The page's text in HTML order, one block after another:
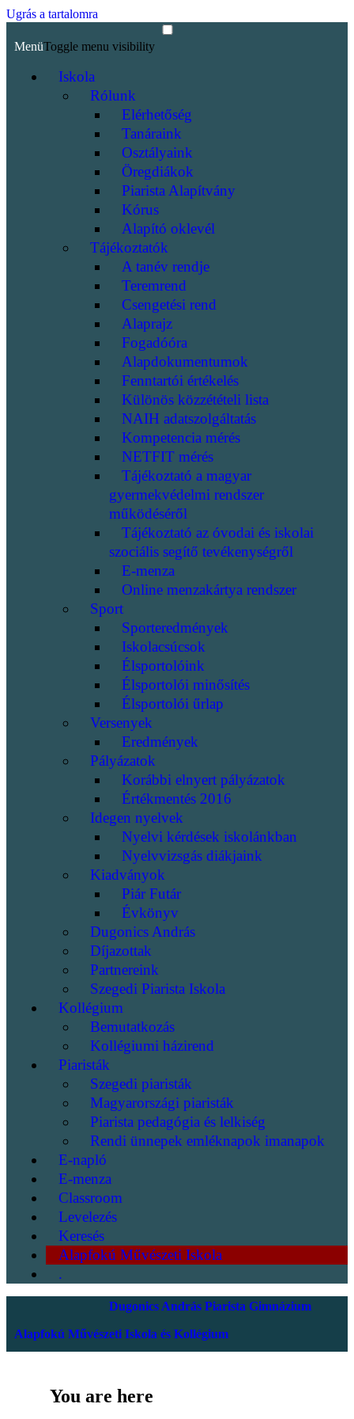
Ugrás a tartalomra
MenüToggle menu visibility
Iskola
Rólunk
Elérhetőség
Tanáraink
Osztályaink
Öregdiákok
Piarista Alapítvány
Kórus
Alapító oklevél
Tájékoztatók
A tanév rendje
Teremrend
Csengetési rend
Alaprajz
Fogadóóra
Alapdokumentumok
Fenntartói értékelés
Különös közzétételi lista
NAIH adatszolgáltatás
Kompetencia mérés
NETFIT mérés
Tájékoztató a magyar
gyermekvédelmi rendszer
működéséről
Tájékoztató az óvodai és iskolai
szociális segítő tevékenységről
E-menza
Online menzakártya rendszer
Sport
Sporteredmények
Iskolacsúcsok
Élsportolóink
Élsportolói minősítés
Élsportolói űrlap
Versenyek
Eredmények
Pályázatok
Korábbi elnyert pályázatok
Értékmentés 2016
Idegen nyelvek
Nyelvi kérdések iskolánkban
Nyelvvizsgás diákjaink
Kiadványok
Piár Futár
Évkönyv
Dugonics András
Díjazottak
Partnereink
Szegedi Piarista Iskola
Kollégium
Bemutatkozás
Kollégiumi házirend
Piaristák
Szegedi piaristák
Magyarországi piaristák
Piarista pedagógia és lelkiség
Rendi ünnepek emléknapok imanapok
E-napló
E-menza
Classroom
Levelezés
Keresés
Alapfokú Művészeti Iskola
.
Dugonics András Piarista Gimnázium
Alapfokú Művészeti Iskola és Kollégium
You are here